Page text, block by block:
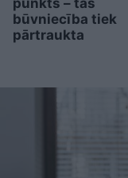
punkts – tās
būvniecība tiek
pārtraukta